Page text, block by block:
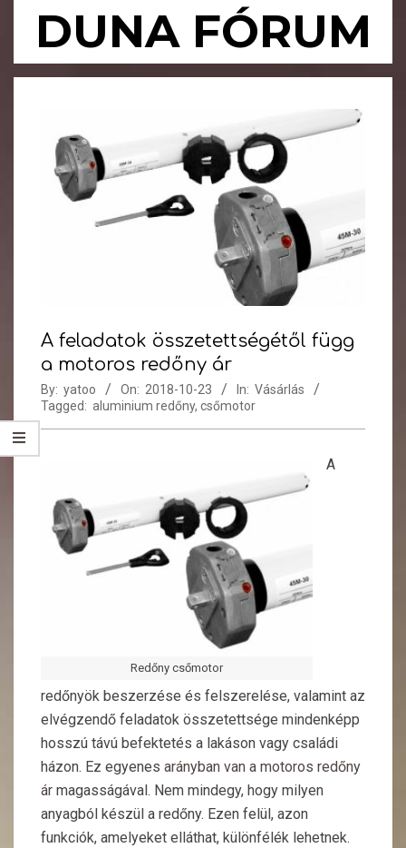
DUNA FÓRUM
Primary
A feladatok összetettségétől függ
a motoros redőny ár
By: yatoo On: 2018-10-23 In: Vásárlás
Tagged: aluminium redőny, csőmotor
Redőny csőmotor
A
redőnyök beszerzése és felszerelése, valamint az
elvégzendő feladatok összetettsége mindenképp
hosszú távú befektetés a lakáson vagy családi
házon. Ez egyenes arányban van a motoros redőny
ár magasságával. Nem mindegy, hogy milyen
anyagból készül a redőny. Ezen felül, azon
funkciók, amelyeket elláthat, különfélék lehetnek.